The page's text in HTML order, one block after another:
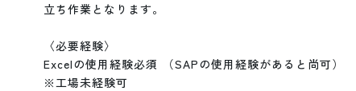
立ち作業となります。
〈必要経験〉
Excelの使用経験必須 （SAPの使用経験があると尚可）
※工場未経験可